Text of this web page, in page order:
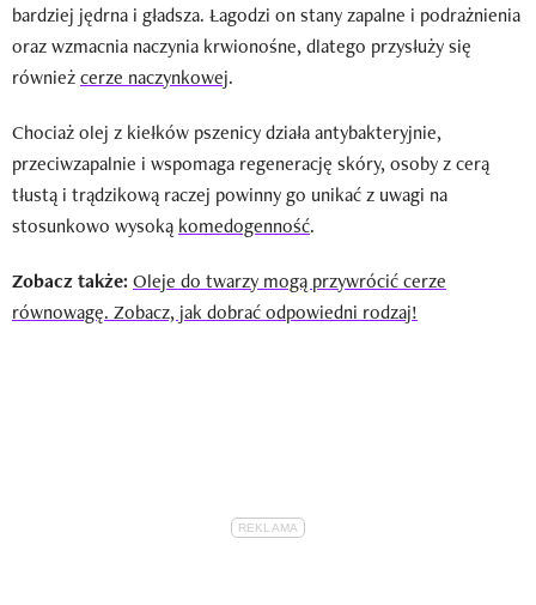
bardziej jędrna i gładsza. Łagodzi on stany zapalne i podrażnienia
oraz wzmacnia naczynia krwionośne, dlatego przysłuży się
równieżcerze naczynkowej.
Chociaż olej z kiełków pszenicy działa antybakteryjnie,
przeciwzapalnie i wspomaga regenerację skóry, osoby z cerą
tłustą i trądzikową raczej powinny go unikać z uwagi na
stosunkowo wysoką komedogenność.
Zobacz także: Oleje do twarzy mogą przywrócić cerze
równowagę. Zobacz, jak dobrać odpowiedni rodzaj!